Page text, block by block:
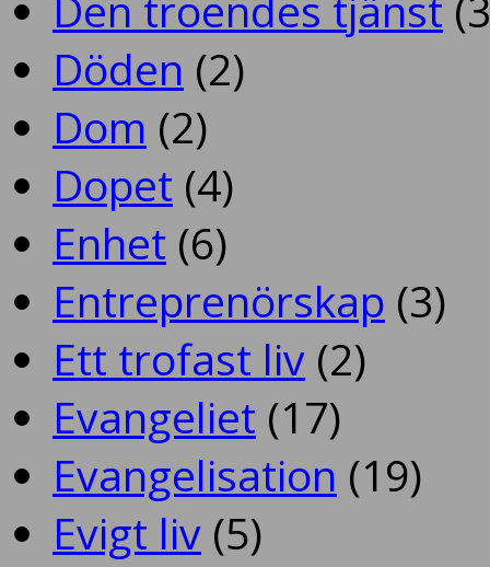
Döden (2)
Dom (2)
Dopet (4)
Enhet (6)
Entreprenörskap (3)
Ett trofast liv (2)
Evangeliet (17)
Evangelisation (19)
Evigt liv (5)